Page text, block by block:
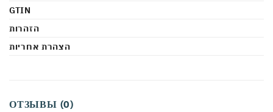
GTIN
הזהרות
הצהרת אחריות
ОТЗЫВЫ (0)